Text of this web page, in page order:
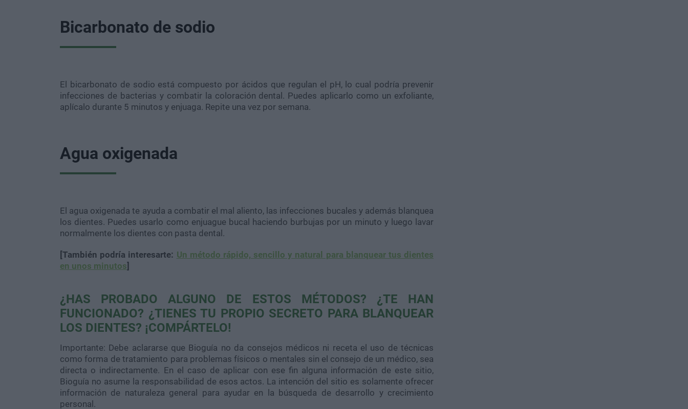
Bicarbonato de sodio
El bicarbonato de sodio está compuesto por ácidos que regulan el pH, lo cual podría prevenir
infecciones de bacterias y combatir la coloración dental. Puedes aplicarlo como un exfoliante,
aplícalo durante 5 minutos y enjuaga. Repite una vez por semana.
Agua oxigenada
El agua oxigenada te ayuda a combatir el mal aliento, las infecciones bucales y además blanquea
los dientes. Puedes usarlo como enjuague bucal haciendo burbujas por un minuto y luego lavar
normalmente los dientes con pasta dental.
[También podría interesarte: Un método rápido, sencillo y natural para blanquear tus dientes
en unos minutos]
¿HAS PROBADO ALGUNO DE ESTOS MÉTODOS? ¿TE HAN
FUNCIONADO? ¿TIENES TU PROPIO SECRETO PARA BLANQUEAR
LOS DIENTES? ¡COMPÁRTELO!
Importante: Debe aclararse que Bioguía no da consejos médicos ni receta el uso de técnicas
como forma de tratamiento para problemas físicos o mentales sin el consejo de un médico, sea
directa o indirectamente. En el caso de aplicar con ese fin alguna información de este sitio,
Bioguía no asume la responsabilidad de esos actos. La intención del sitio es solamente ofrecer
información de naturaleza general para ayudar en la búsqueda de desarrollo y crecimiento
personal.